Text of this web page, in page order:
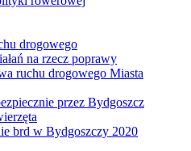
drogowego
na rzecz poprawy
ruchu drogowego Miasta
przez Bydgoszcz
brd w Bydgoszczy 2020